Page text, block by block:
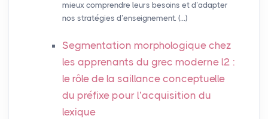
mieux comprendre leurs besoins et d’adapter
nos stratégies d’enseignement. (…)
Segmentation morphologique chez
les apprenants du grec moderne l2 :
le rôle de la saillance conceptuelle
du préfixe pour l’acquisition du
lexique